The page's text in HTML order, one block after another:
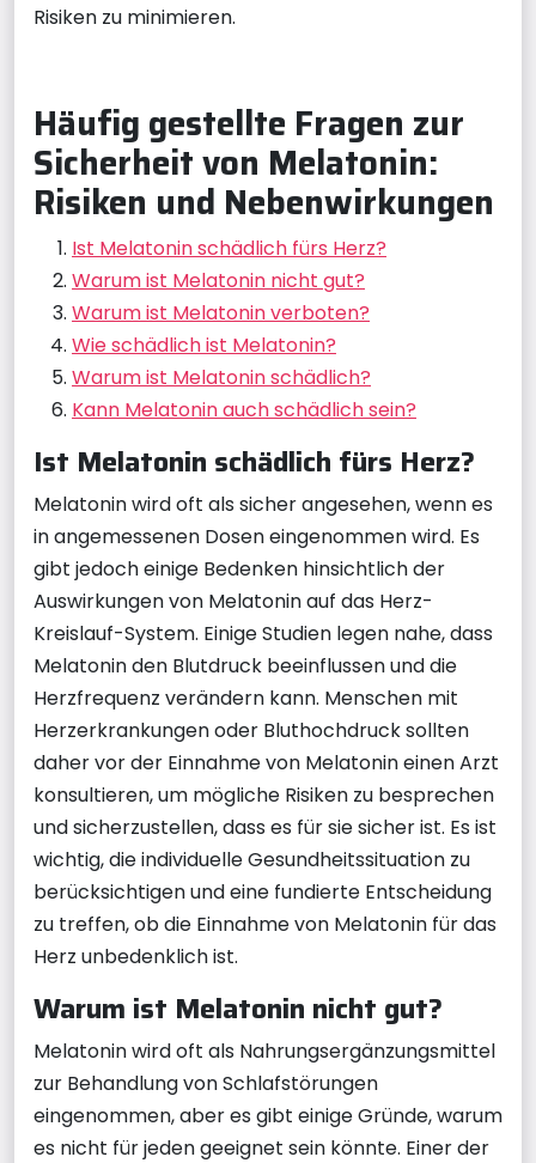
Risiken zu minimieren.
Häufig gestellte Fragen zur
Sicherheit von Melatonin:
Risiken und Nebenwirkungen
Ist Melatonin schädlich fürs Herz?
Warum ist Melatonin nicht gut?
Warum ist Melatonin verboten?
Wie schädlich ist Melatonin?
Warum ist Melatonin schädlich?
Kann Melatonin auch schädlich sein?
Ist Melatonin schädlich fürs Herz?
Melatonin wird oft als sicher angesehen, wenn es
in angemessenen Dosen eingenommen wird. Es
gibt jedoch einige Bedenken hinsichtlich der
Auswirkungen von Melatonin auf das Herz-
Kreislauf-System. Einige Studien legen nahe, dass
Melatonin den Blutdruck beeinflussen und die
Herzfrequenz verändern kann. Menschen mit
Herzerkrankungen oder Bluthochdruck sollten
daher vor der Einnahme von Melatonin einen Arzt
konsultieren, um mögliche Risiken zu besprechen
und sicherzustellen, dass es für sie sicher ist. Es ist
wichtig, die individuelle Gesundheitssituation zu
berücksichtigen und eine fundierte Entscheidung
zu treffen, ob die Einnahme von Melatonin für das
Herz unbedenklich ist.
Warum ist Melatonin nicht gut?
Melatonin wird oft als Nahrungsergänzungsmittel
zur Behandlung von Schlafstörungen
eingenommen, aber es gibt einige Gründe, warum
es nicht für jeden geeignet sein könnte. Einer der